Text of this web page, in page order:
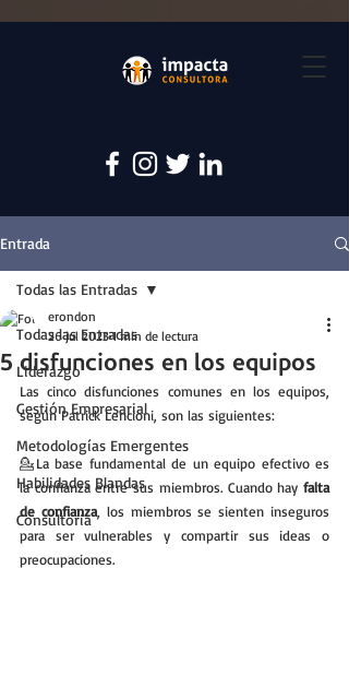
Entrada
Todas las Entradas
Liderazgo
Gestión Empresarial
Metodologías Emergentes
Habilidades Blandas
Consultoría
Todas las Entradas
5 disfunciones en los equipos
erondon
26 jul 2023 1 min de lectura
Las cinco disfunciones comunes en los equipos,
según Patrick Lencioni, son las siguientes:
💁La base fundamental de un equipo efectivo es
la confianza entre sus miembros. Cuando hay falta
de confianza, los miembros se sienten inseguros
para ser vulnerables y compartir sus ideas o
preocupaciones.